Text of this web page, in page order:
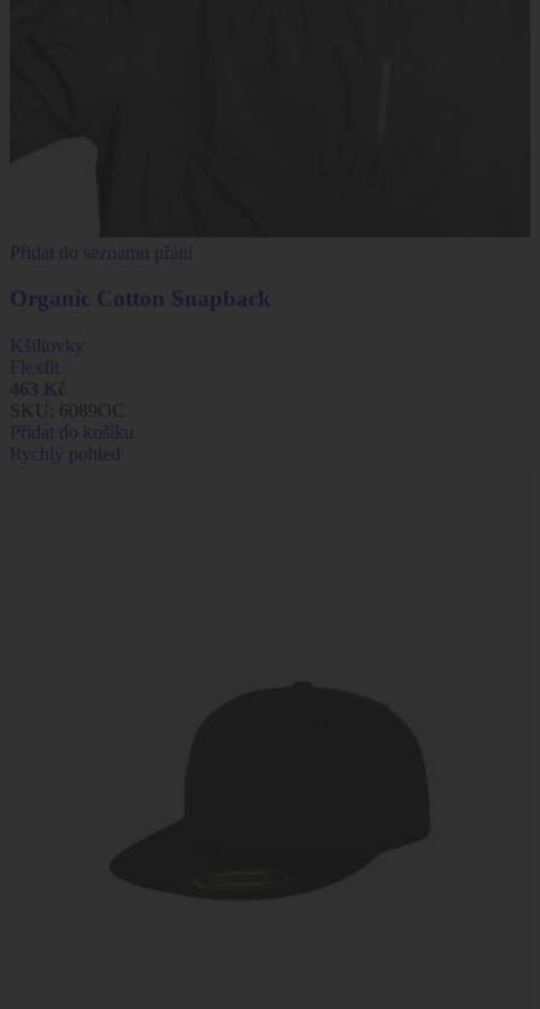
Přidat do seznamu přání
Organic Cotton Snapback
Kšiltovky
Flexfit
SKU: 6089OC
Přidat do košíku
Rychlý pohled